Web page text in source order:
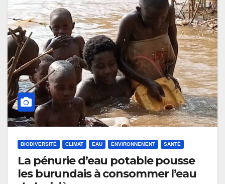
BIODIVERSITÉ CLIMAT EAU ENVIRONNEMENT SANTÉ
La pénurie d’eau potable pousse
les burundais à consommer l’eau